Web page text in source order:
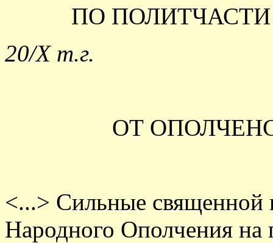
ПО
20/X т.г.
ОТ
<...> Сильные священной
Народного Ополчения